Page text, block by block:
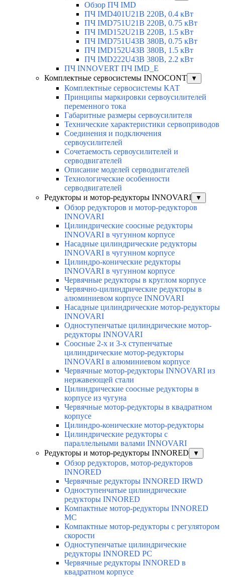
Обзор ПЧ IMD
ПЧ IMD401U21B 220В, 0.4 кВт
ПЧ IMD751U21B 220В, 0.75 кВт
ПЧ IMD152U21B 220В, 1.5 кВт
ПЧ IMD751U43B 380В, 0.75 кВт
ПЧ IMD152U43B 380В, 1.5 кВт
ПЧ IMD222U43B 380В, 2.2 кВт
ПЧ INNOVERT ПЧ IMD_E
Комплектные сервосистемы INNOCONT
▼
Комплектные сервосистемы КАТ
Принципы маркировки сервоусилителей
переменного тока
Габаритные размеры сервоусилителя
Технические характеристики сервоприводов
Соединения и подключения
сервоусилителей
Сочетаемость сервоусилителей и
серводвигателей
Описание моделей серводвигателей
Технологические особенности
серводвигателей
Редукторы и мотор-редукторы INNOVARI
▼
Обзор редукторов и мотор-редукторов
INNOVARI
Цилиндрические соосные редукторы
INNOVARI в чугунном корпусе
Насадные цилиндрические редукторы
INNOVARI в чугунном корпусе
Цилиндро-конические редукторы
INNOVARI в чугунном корпусе
Червячные редукторы в круглом корпусе
Червячно-цилиндрические редукторы в
алюминиевом корпусе INNOVARI
Насадные цилиндрические мотор-редукторы
INNOVARI
Одноступенчатые цилиндрические мотор-
редукторы INNOVARI
Соосные 2-х и 3-х ступенчатые
цилиндрические мотор-редукторы
INNOVARI в алюминиевом корпусе
Червячные мотор-редукторы INNOVARI из
нержавеющей стали
Цилиндрические соосные редукторы в
корпусе из чугуна
Червячные мотор-редукторы в квадратном
корпусе
Цилиндро-конические мотор-редукторы
Цилиндрические редукторы с
параллельными валами INNOVARI
Редукторы и мотор-редукторы INNORED
▼
Обзор редукторов, мотор-редукторов
INNORED
Червячные редукторы INNORED IRWD
Одноступенчатые цилиндрические
редукторы INNORED
Компактные мотор-редукторы INNORED
MC
Компактные мотор-редукторы с регулятором
скорости
Одноступенчатые цилиндрические
редукторы INNORED PC
Червячные редукторы INNORED в
квадратном корпусе